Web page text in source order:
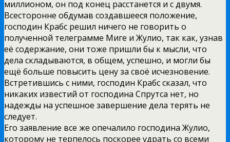
миллионом, он под конец расстанется и с двумя.
Всесторонне обдумав создавшееся положение,
господин Крабс решил ничего не говорить о
полученной телеграмме Миге и Жулио, так как, узнав
её содержание, они тоже пришли бы к мысли, что
дела складываются, в общем, успешно, и могли бы
ещё больше повысить цену за своё исчезновение.
Встретившись с ними, господин Крабс сказал, что
никаких известий от господина Спрутса нет, но
надежды на успешное завершение дела терять не
следует.
Его заявление все же опечалило господина Жулио,
которому не терпелось поскорее удрать со всеми